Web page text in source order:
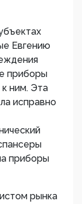
Евгению
приборы
к ним. Эта
исправно
приборы
рынка